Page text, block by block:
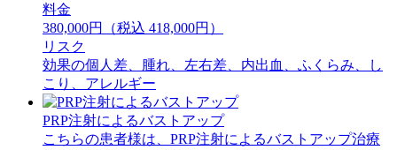
料金
380,000円（税込 418,000円）
リスク
効果の個人差、腫れ、左右差、内出血、ふくらみ、し
こり、アレルギー
PRP注射によるバストアップ
こちらの患者様は、PRP注射によるバストアップ治療